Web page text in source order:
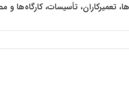
تعمیرکاران، تأسیسات، کارگاه‌ها